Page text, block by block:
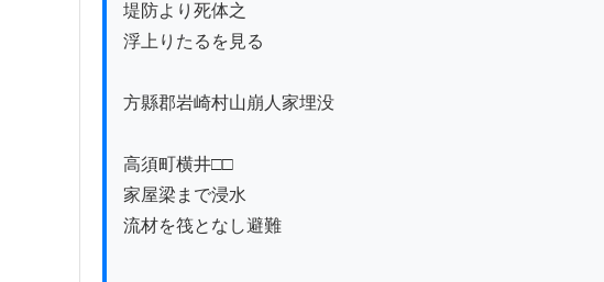
堤防より死体之
浮上りたるを見る
方縣郡岩崎村山崩人家埋没
高須町横井□□
家屋梁まで浸水
流材を筏となし避難